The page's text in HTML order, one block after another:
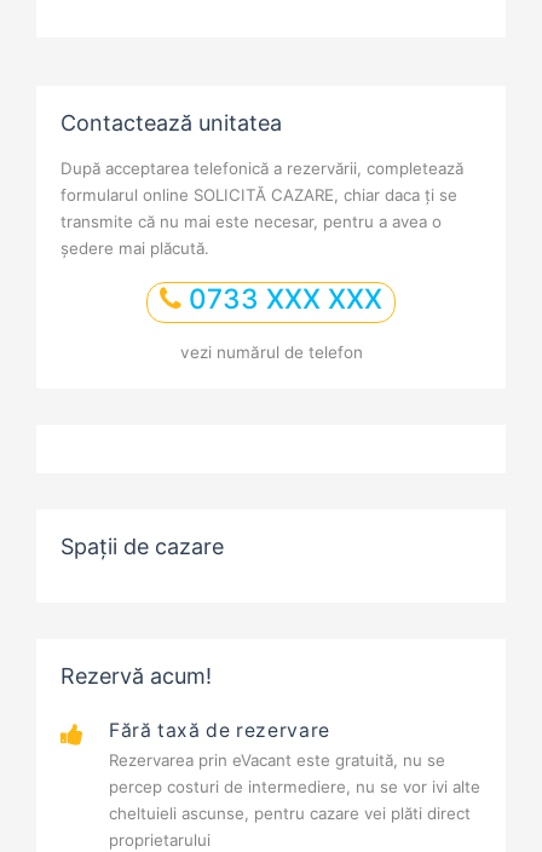
Contactează unitatea
După acceptarea telefonică a rezervării, completează
formularul online SOLICITĂ CAZARE, chiar daca ți se
transmite că nu mai este necesar, pentru a avea o
ședere mai plăcută.
0733 XXX XXX
vezi numărul de telefon
Spații de cazare
Rezervă acum!
Fără taxă de rezervare
Rezervarea prin eVacant este gratuită, nu se
percep costuri de intermediere, nu se vor ivi alte
cheltuieli ascunse, pentru cazare vei plăti direct
proprietarului